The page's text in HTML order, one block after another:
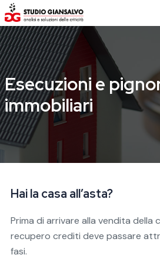
Salta al contenuto principale
Esecuzioni e
immobiliari
Hai la casa all’asta?
Prima di arrivare alla vendita della
recupero crediti deve passare
fasi.